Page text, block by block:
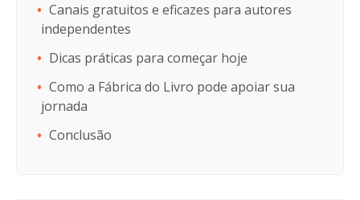
Canais gratuitos e eficazes para autores
independentes
Dicas práticas para começar hoje
Como a Fábrica do Livro pode apoiar sua
jornada
Conclusão